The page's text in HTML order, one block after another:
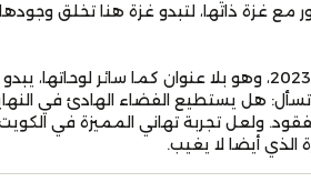
مع غزة ذاتها، لتبدو غزة هنا تخلق
ففي عمل هو من أعمالها الحديثة عام 2023، وهو بلا عنوان
تسأل: هل يستطيع الفضاء الهادئ في
ولعل تجربة تهاني المميزة في
الذي أيضا لا يغيب.